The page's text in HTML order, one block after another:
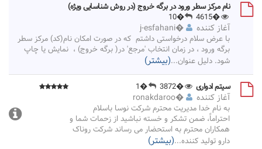
نام مرکز سطر ورود در برگه خروج (در روش شناسایی ویژه)
�4615
�10
آغاز کننده �
j-esfahani
با عرض سلام درخواستی داشتم که در صورت امکان نام(کد) مرکز سطر
برگه ورود ، در زمان انتخاب 'مرجع' در( برگه خروج) ، نمایش یا چاپ
شود. دلیل عنوان...(بیشتر)
سیتم ادواری �3872
�1
آغاز کننده �
ronakdaroo
به نام خدا مدیریت محترم شرکت نوسا باسلام
احتراماً، ضمن تشکر و خسته نباشید از زحمات شما و
همکاران محترم به استحضار می رساند شرکت روناک
دارو تولید کننده...(بیشتر)